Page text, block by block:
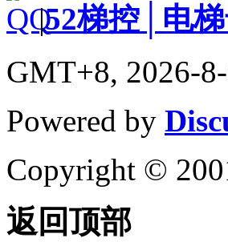
|52梯控│电
GMT+8, 2026-
Powered by
Copyright ©
返回顶部